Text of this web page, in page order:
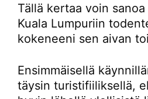
Tällä kertaa voin
Kuala Lumpuriin
kokeneeni sen aivan
Ensimmäisellä
täysin turistifiiliksellä,